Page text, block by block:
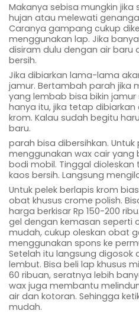
Makanya sebisa mungkin jika
hujan atau melewati
Caranya gampang cukup
menggunakan lap. Jika
disiram dulu dengan air baru
bersih.
Jika dibiarkan lama-lama
jamur. Bertambah parah jika
yang lembab bisa bikin jamur
hanya itu, jika tetap
krom. Kalau sudah begitu
baru.
parah bisa dibersihkan. Untuk
menggunakan wax cair yang
bodi mobil. Tinggal
kaos bersih. Langsung
Untuk pelek berlapis krom
obat khusus crome polish.
harga berkisar Rp 150-200
gel dengan kemasan seperti
mudah, cukup oleskan obat
menggunakan spons ke
Setelah itu langsung digosok
lembut. Bisa beli lap khusus
60 ribuan, seratnya lebih
wax juga membantu
air dan kotoran. Sehingga
mudah.